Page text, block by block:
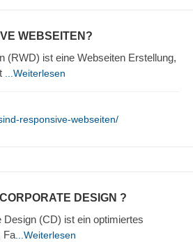
WEBSEITEN?
(RWD) ist eine Webseiten Erstellung,
...Weiterlesen
responsive-webseiten/
DESIGN ?
(CD) ist ein optimiertes
Fa ...Weiterlesen